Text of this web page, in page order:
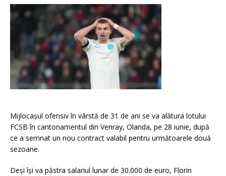
Mijlocașul ofensiv în vârstă de 31 de ani se va alătura lotului
FCSB în cantonamentul din Venray, Olanda, pe 28 iunie, după
ce a semnat un nou contract valabil pentru următoarele două
sezoane.
Deși își va păstra salariul lunar de 30.000 de euro, Florin